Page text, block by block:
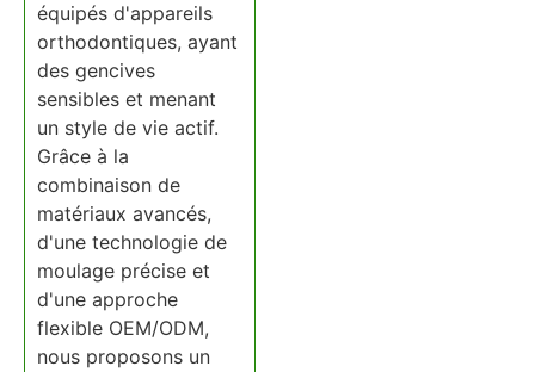
équipés d'appareils
orthodontiques, ayant
des gencives
sensibles et menant
un style de vie actif.
Grâce à la
combinaison de
matériaux avancés,
d'une technologie de
moulage précise et
d'une approche
flexible OEM/ODM,
nous proposons un